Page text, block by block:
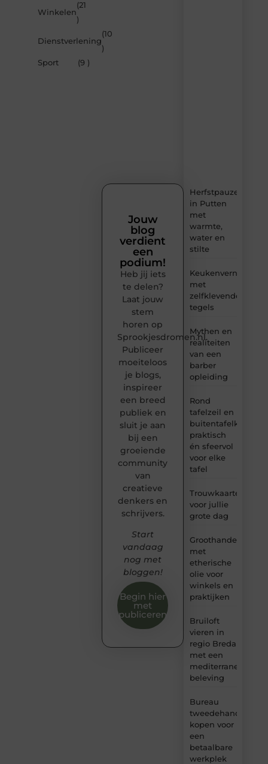
Winkelen
(21
)
Dienstverlening
(10
)
Sport
(9 )
Herfstpauze
in Putten
met
warmte,
water en
stilte
met
zelfklevende
tegels
Mythen en
realiteiten
van een
barber
opleiding
Rond
tafelzeil en
buitentafelkleed:
praktisch
én sfeervol
voor elke
tafel
Trouwkaarten
voor jullie
grote dag
Groothandel
met
etherische
olie voor
winkels en
praktijken
Bruiloft
vieren in
regio Breda
met een
mediterrane
beleving
Bureau
tweedehands
kopen voor
een
betaalbare
werkplek
Jouw
blog
verdient
een
podium!
Heb jij iets
te delen?
Laat jouw
stem
horen op
Sprookjesdromen.nl.
Publiceer
moeiteloos
je blogs,
inspireer
een breed
publiek en
sluit je aan
bij een
groeiende
community
van
creatieve
denkers en
schrijvers.
Start
vandaag
nog met
bloggen!
Begin hier
met
publiceren